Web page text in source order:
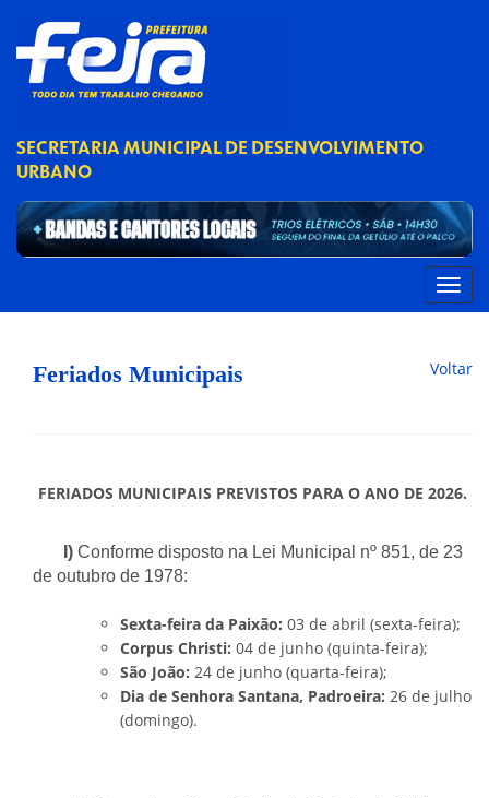
SECRETARIA MUNICIPAL DE DESENVOLVIMENTO
URBANO
Feriados Municipais Voltar
FERIADOS MUNICIPAIS PREVISTOS PARA O ANO DE 2026.
I) Conforme disposto na Lei Municipal nº 851, de 23
de outubro de 1978:
Sexta-feira da Paixão: 03 de abril (sexta-feira);
Corpus Christi: 04 de junho (quinta-feira);
São João: 24 de junho (quarta-feira);
Dia de Senhora Santana, Padroeira: 26 de julho
(domingo).